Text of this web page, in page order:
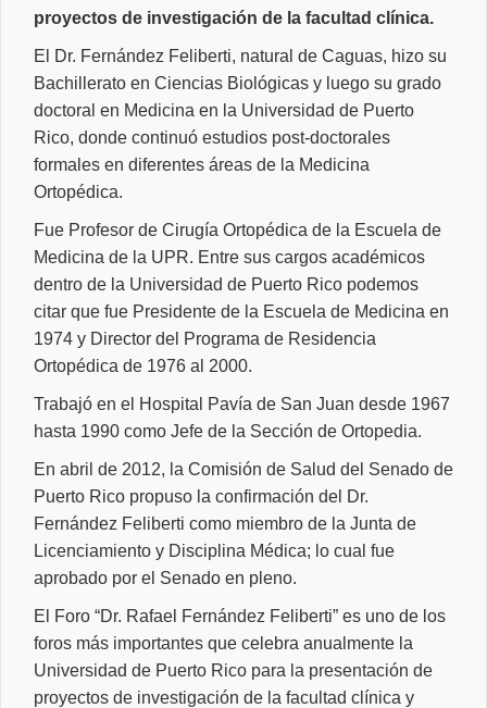
proyectos de investigación de la facultad clínica.
El Dr. Fernández Feliberti, natural de Caguas, hizo su
Bachillerato en Ciencias Biológicas y luego su grado
doctoral en Medicina en la Universidad de Puerto
Rico, donde continuó estudios post-doctorales
formales en diferentes áreas de la Medicina
Ortopédica.
Fue Profesor de Cirugía Ortopédica de la Escuela de
Medicina de la UPR. Entre sus cargos académicos
dentro de la Universidad de Puerto Rico podemos
citar que fue Presidente de la Escuela de Medicina en
1974 y Director del Programa de Residencia
Ortopédica de 1976 al 2000.
Trabajó en el Hospital Pavía de San Juan desde 1967
hasta 1990 como Jefe de la Sección de Ortopedia.
En abril de 2012, la Comisión de Salud del Senado de
Puerto Rico propuso la confirmación del Dr.
Fernández Feliberti como miembro de la Junta de
Licenciamiento y Disciplina Médica; lo cual fue
aprobado por el Senado en pleno.
El Foro “Dr. Rafael Fernández Feliberti” es uno de los
foros más importantes que celebra anualmente la
Universidad de Puerto Rico para la presentación de
proyectos de investigación de la facultad clínica y